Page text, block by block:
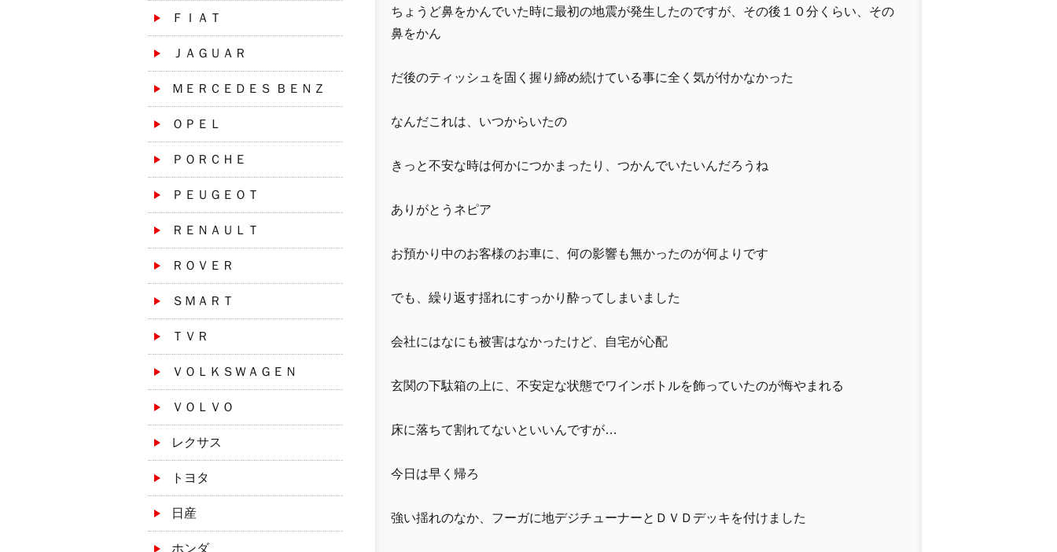
ＦＩＡＴ
ＪＡＧＵＡＲ
ＭＥＲＣＥＤＥＳ ＢＥＮＺ
ＯＰＥＬ
ＰＯＲＣＨＥ
ＰＥＵＧＥＯＴ
ＲＥＮＡＵＬＴ
ＲＯＶＥＲ
ＳＭＡＲＴ
ＴＶＲ
ＶＯＬＫＳＷＡＧＥＮ
ＶＯＬＶＯ
レクサス
トヨタ
日産
ホンダ
ちょうど鼻をかんでいた時に最初の地震が発生したのですが、その後１０分くらい、その
鼻をかん
だ後のティッシュを固く握り締め続けている事に全く気が付かなかった
なんだこれは、いつからいたの
きっと不安な時は何かにつかまったり、つかんでいたいんだろうね
ありがとうネピア
お預かり中のお客様のお車に、何の影響も無かったのが何よりです
でも、繰り返す揺れにすっかり酔ってしまいました
会社にはなにも被害はなかったけど、自宅が心配
玄関の下駄箱の上に、不安定な状態でワインボトルを飾っていたのが悔やまれる
床に落ちて割れてないといいんですが…
今日は早く帰ろ
強い揺れのなか、フーガに地デジチューナーとＤＶＤデッキを付けました